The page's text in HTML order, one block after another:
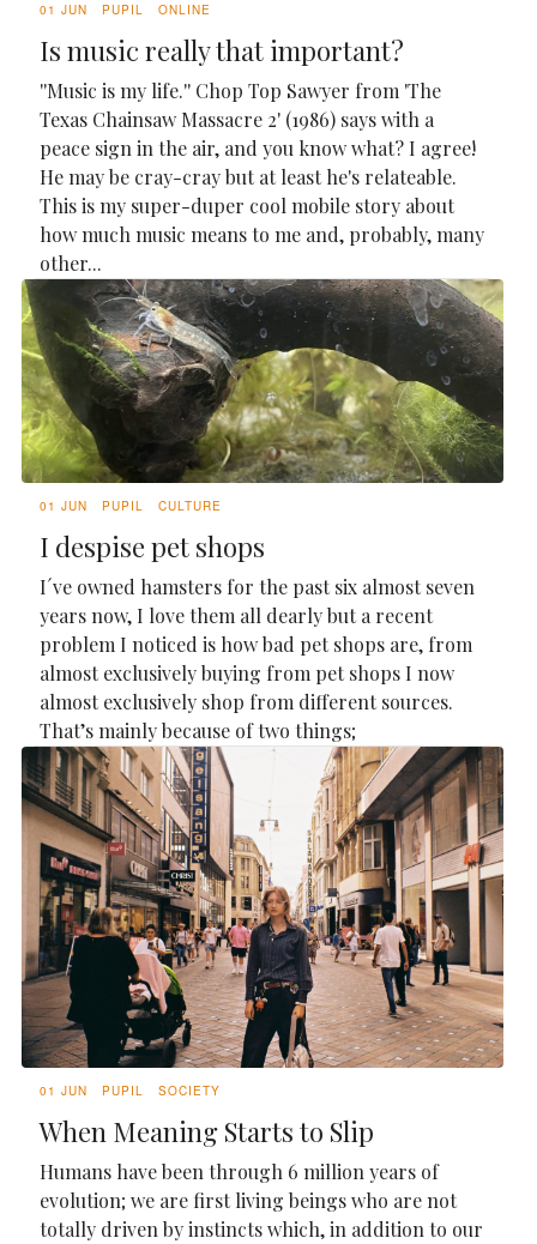
01 JUN PUPIL ONLINE
Is music really that important?
''Music is my life.'' Chop Top Sawyer from 'The
Texas Chainsaw Massacre 2' (1986) says with a
peace sign in the air, and you know what? I agree!
He may be cray-cray but at least he's relateable.
This is my super-duper cool mobile story about
how much music means to me and, probably, many
other...
01 JUN PUPIL CULTURE
I despise pet shops
I´ve owned hamsters for the past six almost seven
years now, I love them all dearly but a recent
problem I noticed is how bad pet shops are, from
almost exclusively buying from pet shops I now
almost exclusively shop from different sources.
That’s mainly because of two things;
01 JUN PUPIL SOCIETY
When Meaning Starts to Slip
Humans have been through 6 million years of
evolution; we are first living beings who are not
totally driven by instincts which, in addition to our